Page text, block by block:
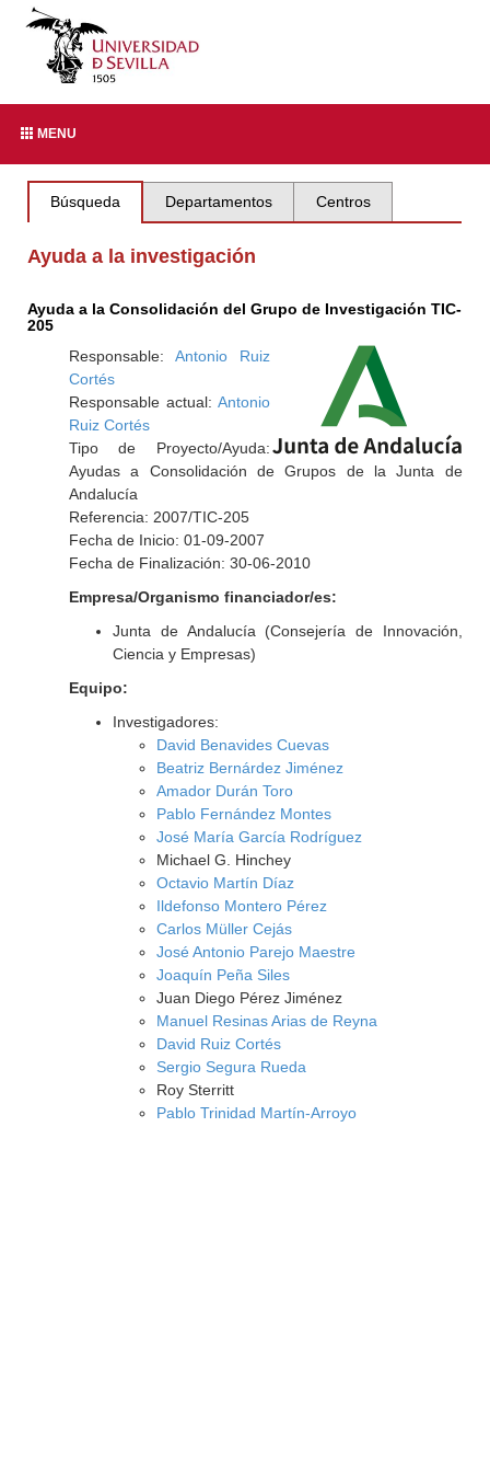
MENU
Búsqueda Departamentos Centros
Ayuda a la investigación
Ayuda a la Consolidación del Grupo de Investigación TIC-
205
Responsable: Antonio Ruiz
Cortés
Responsable actual: Antonio
Ruiz Cortés
Tipo de Proyecto/Ayuda:
Ayudas a Consolidación de Grupos de la Junta de
Andalucía
Referencia: 2007/TIC-205
Fecha de Inicio: 01-09-2007
Fecha de Finalización: 30-06-2010
Empresa/Organismo financiador/es:
Junta de Andalucía (Consejería de Innovación,
Ciencia y Empresas)
Equipo:
Investigadores:
David Benavides Cuevas
Beatriz Bernárdez Jiménez
Amador Durán Toro
Pablo Fernández Montes
José María García Rodríguez
Michael G. Hinchey
Octavio Martín Díaz
Ildefonso Montero Pérez
Carlos Müller Cejás
José Antonio Parejo Maestre
Joaquín Peña Siles
Juan Diego Pérez Jiménez
Manuel Resinas Arias de Reyna
David Ruiz Cortés
Sergio Segura Rueda
Roy Sterritt
Pablo Trinidad Martín-Arroyo